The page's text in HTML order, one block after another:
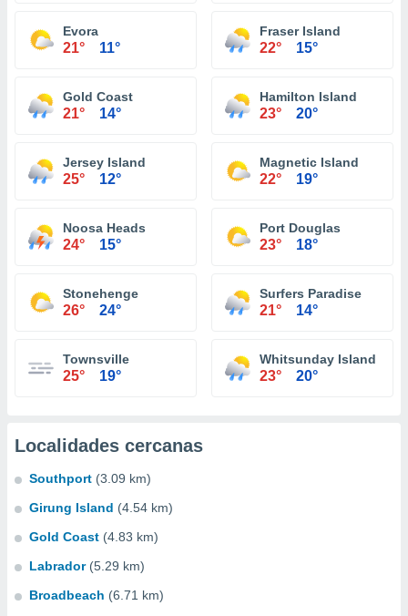
Evora
21° 11°
Fraser Island
22° 15°
Gold Coast
21° 14°
Hamilton Island
23° 20°
Jersey Island
25° 12°
Magnetic Island
22° 19°
Noosa Heads
24° 15°
Port Douglas
23° 18°
Stonehenge
26° 24°
Surfers Paradise
21° 14°
Townsville
25° 19°
Whitsunday Island
23° 20°
Localidades cercanas
Southport (3.09 km)
Girung Island (4.54 km)
Gold Coast (4.83 km)
Labrador (5.29 km)
Broadbeach (6.71 km)